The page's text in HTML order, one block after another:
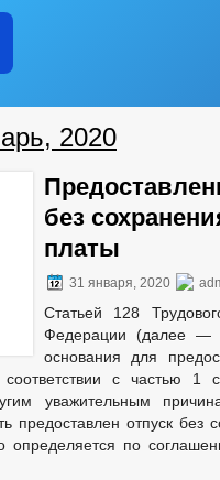
БЛАГОУСТРОЙСТВО
ПРОЕКТИРОВАНИЯ
РЕЕСТР
СЛУЖАЩИХ
ПОРЯДОК
НОРМАТИВНО-
СОСТАВ
СУБЪЕКТОВ МАЛОГО
СВЕДЕНИЯ О
В АРЕНДУ
2020
без
платы
31 января, 2020
Статьей 128
Федерации (далее —
основания для
соответствии с частью
уважительным
отпуск без
определяется по